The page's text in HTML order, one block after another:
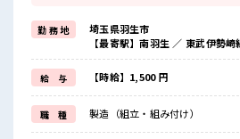
制服があるので、
毎日の服装の悩み解消♪
≪未経験OKの仕事≫
新しいことにチャレンジするのは不安だけ
しっかり働く環境が整っています！
イチからスキルUP・ステップUP目指してい
≪収入アップを目指せる≫
高時給だらけの派遣のお仕事です！
勤 務 地
埼玉県羽生市
【最寄駅】南羽生 ／ 東武伊勢崎
給 与 【時給】1,500 円
職 種 製造（組立・組み付け）